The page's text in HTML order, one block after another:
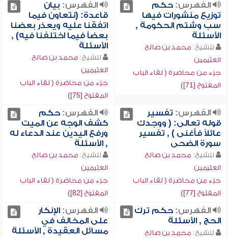
الفهرس:حكم
توزيع منشورات فيها
سب وشتم الحكومة ,
الأسئلة
للشيخ: محمد بن صالح
العثيمين
جزء من محاضرة ( لقاء الباب
المفتوح [71])
الفهرس: بيان
قاعدة: (نتعاون فيما
اتفقنا عليه ويعذر بعضنا
بعضاً فيما اختلفنا فيه) ,
الأسئلة
للشيخ: محمد بن صالح
العثيمين
جزء من محاضرة ( لقاء الباب
المفتوح [75])
الفهرس: تفسير
قوله تعالى: ( ووجدك
عائلاً فأغنى ) , تفسير
سورة الضحى
للشيخ: محمد بن صالح
العثيمين
جزء من محاضرة ( لقاء الباب
المفتوح [77])
الفهرس:حكم
كشف الوجه عن الميت
ورفع اليدين عند الدعاء له
, الأسئلة
للشيخ: محمد بن صالح
العثيمين
جزء من محاضرة ( لقاء الباب
المفتوح [82])
الفهرس:حكم ترك
الحج , الأسئلة
للشيخ: محمد بن صالح
الفهرس:الإنكار
على المخالف في
مسائل العقيدة , الأسئلة